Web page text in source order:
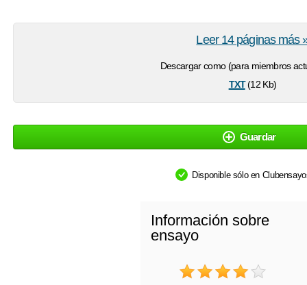
Descargar como (para miembros
txt(12 Kb)
Leer 14 páginas más
Guardar
Disponible sólo en
Información sobre
ensayo